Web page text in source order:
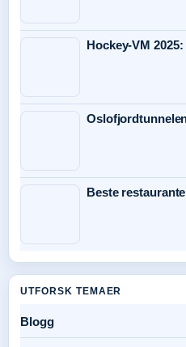
Hockey-VM
Beste
UTFORSK TEMAER
Blogg